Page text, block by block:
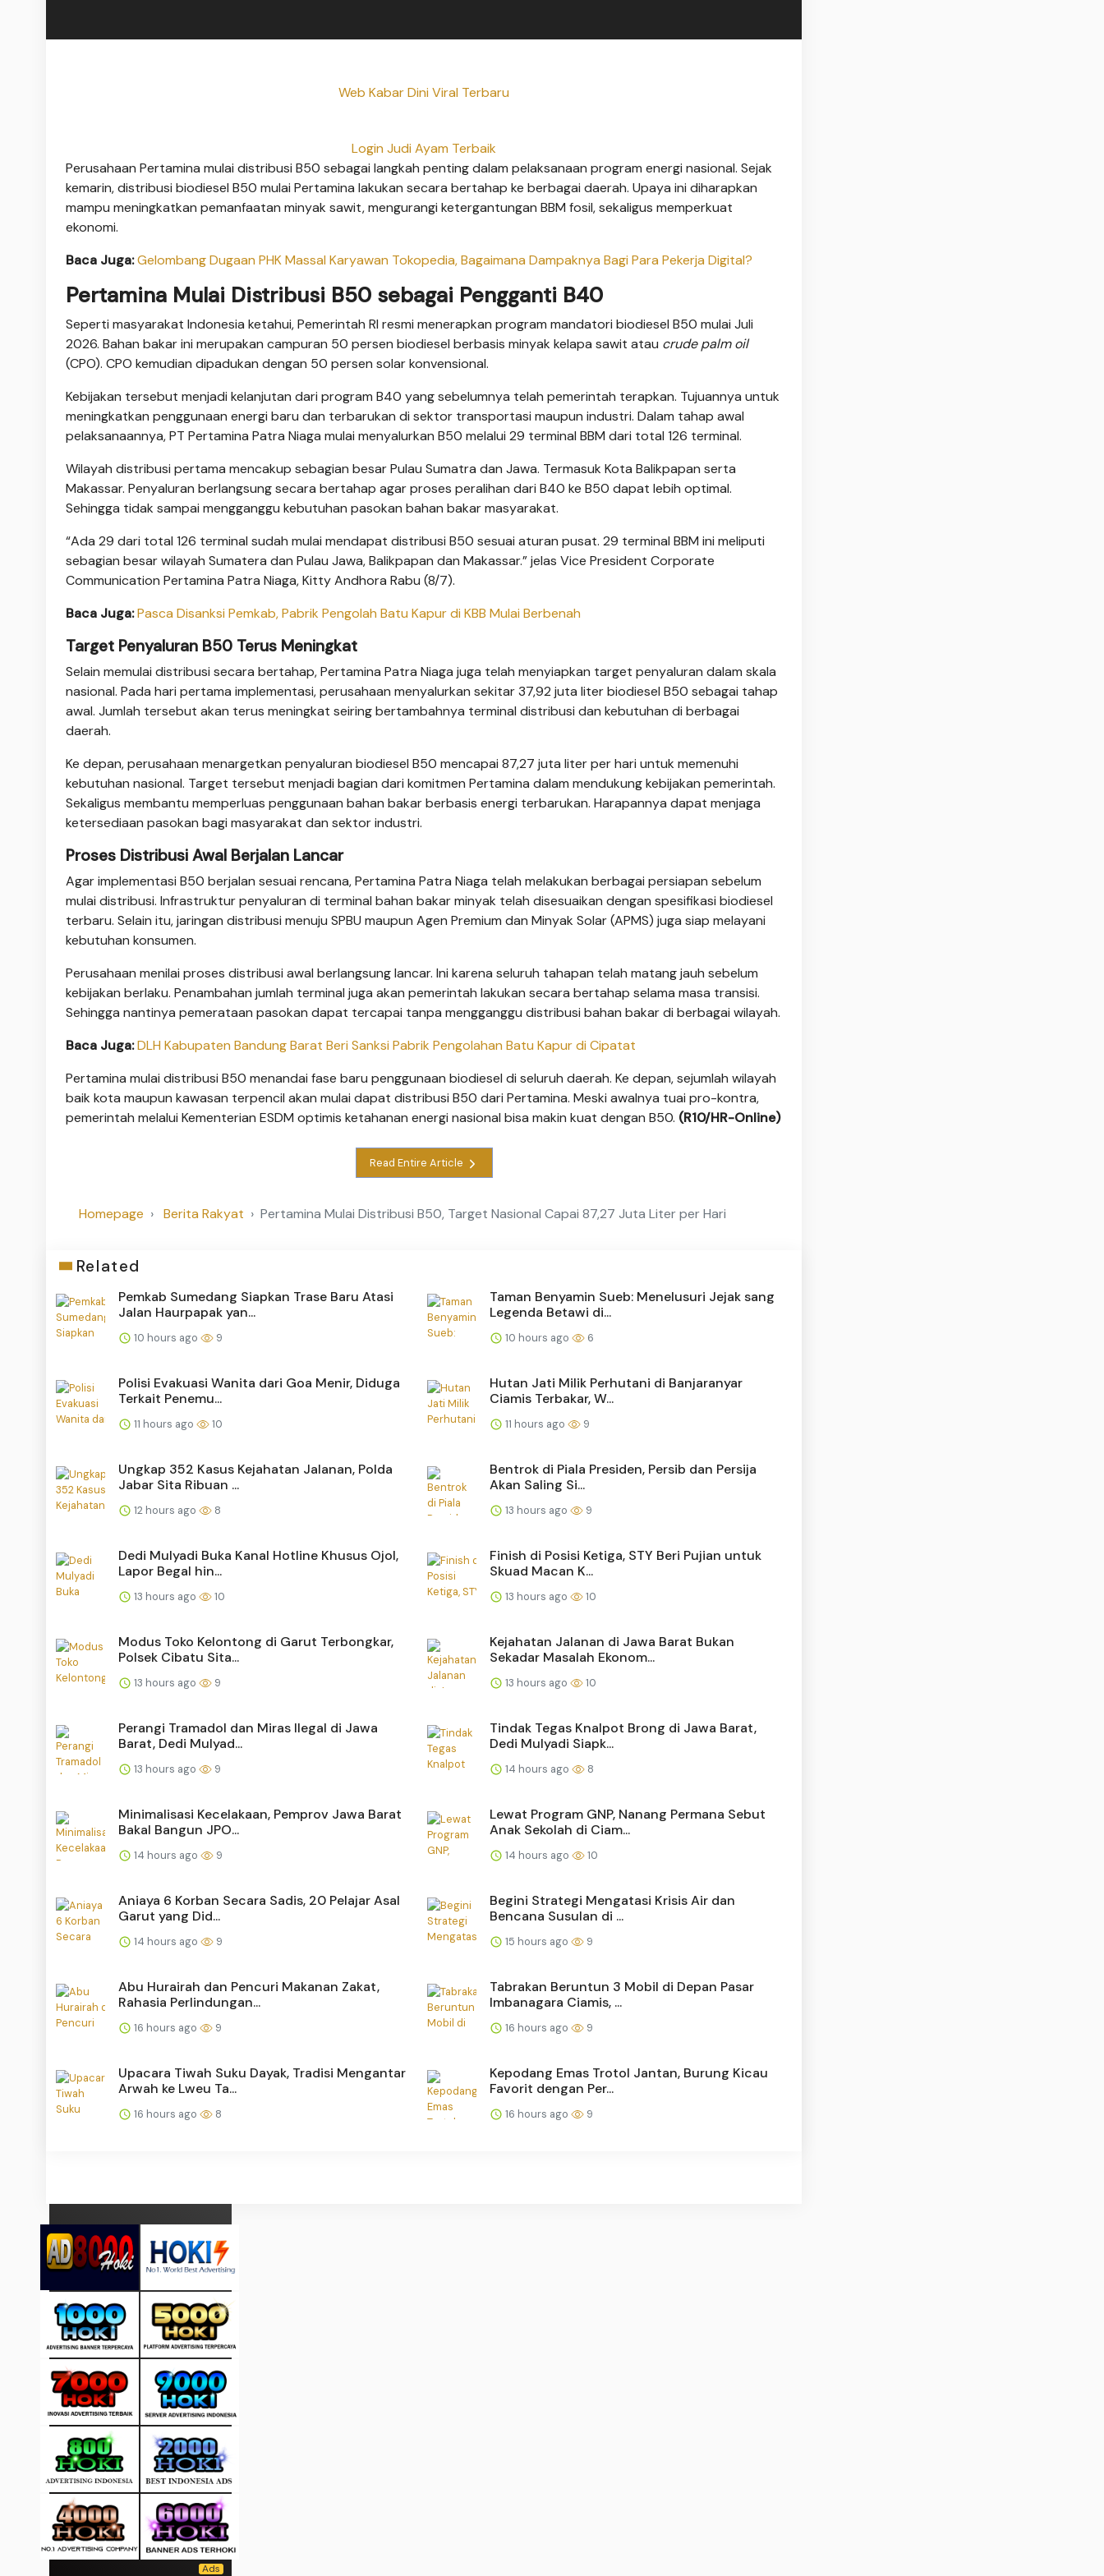
Web Kabar Dini Viral Terbaru
Login Judi Ayam Terbaik
Perusahaan Pertamina mulai distribusi B50 sebagai langkah penting dalam pelaksanaan program energi nasional. Sejak
kemarin, distribusi biodiesel B50 mulai Pertamina lakukan secara bertahap ke berbagai daerah. Upaya ini diharapkan
mampu meningkatkan pemanfaatan minyak sawit, mengurangi ketergantungan BBM fosil, sekaligus memperkuat
ekonomi.
Baca Juga:Gelombang Dugaan PHK Massal Karyawan Tokopedia, Bagaimana Dampaknya Bagi Para Pekerja Digital?
Pertamina Mulai Distribusi B50 sebagai Pengganti B40
Seperti masyarakat Indonesia ketahui, Pemerintah RI resmi menerapkan program mandatori biodiesel B50 mulai Juli
2026. Bahan bakar ini merupakan campuran 50 persen biodiesel berbasis minyak kelapa sawit atau crude palm oil
(CPO). CPO kemudian dipadukan dengan 50 persen solar konvensional.
Kebijakan tersebut menjadi kelanjutan dari program B40 yang sebelumnya telah pemerintah terapkan. Tujuannya untuk
meningkatkan penggunaan energi baru dan terbarukan di sektor transportasi maupun industri. Dalam tahap awal
pelaksanaannya, PT Pertamina Patra Niaga mulai menyalurkan B50 melalui 29 terminal BBM dari total 126 terminal.
Wilayah distribusi pertama mencakup sebagian besar Pulau Sumatra dan Jawa. Termasuk Kota Balikpapan serta
Makassar. Penyaluran berlangsung secara bertahap agar proses peralihan dari B40 ke B50 dapat lebih optimal.
Sehingga tidak sampai mengganggu kebutuhan pasokan bahan bakar masyarakat.
“Ada 29 dari total 126 terminal sudah mulai mendapat distribusi B50 sesuai aturan pusat. 29 terminal BBM ini meliputi
sebagian besar wilayah Sumatera dan Pulau Jawa, Balikpapan dan Makassar.” jelas Vice President Corporate
Communication Pertamina Patra Niaga, Kitty Andhora Rabu (8/7).
Baca Juga:Pasca Disanksi Pemkab, Pabrik Pengolah Batu Kapur di KBB Mulai Berbenah
Target Penyaluran B50 Terus Meningkat
Selain memulai distribusi secara bertahap, Pertamina Patra Niaga juga telah menyiapkan target penyaluran dalam skala
nasional. Pada hari pertama implementasi, perusahaan menyalurkan sekitar 37,92 juta liter biodiesel B50 sebagai tahap
awal. Jumlah tersebut akan terus meningkat seiring bertambahnya terminal distribusi dan kebutuhan di berbagai
daerah.
Ke depan, perusahaan menargetkan penyaluran biodiesel B50 mencapai 87,27 juta liter per hari untuk memenuhi
kebutuhan nasional. Target tersebut menjadi bagian dari komitmen Pertamina dalam mendukung kebijakan pemerintah.
Sekaligus membantu memperluas penggunaan bahan bakar berbasis energi terbarukan. Harapannya dapat menjaga
ketersediaan pasokan bagi masyarakat dan sektor industri.
Proses Distribusi Awal Berjalan Lancar
Agar implementasi B50 berjalan sesuai rencana, Pertamina Patra Niaga telah melakukan berbagai persiapan sebelum
mulai distribusi. Infrastruktur penyaluran di terminal bahan bakar minyak telah disesuaikan dengan spesifikasi biodiesel
terbaru. Selain itu, jaringan distribusi menuju SPBU maupun Agen Premium dan Minyak Solar (APMS) juga siap melayani
kebutuhan konsumen.
Perusahaan menilai proses distribusi awal berlangsung lancar. Ini karena seluruh tahapan telah matang jauh sebelum
kebijakan berlaku. Penambahan jumlah terminal juga akan pemerintah lakukan secara bertahap selama masa transisi.
Sehingga nantinya pemerataan pasokan dapat tercapai tanpa mengganggu distribusi bahan bakar di berbagai wilayah.
Baca Juga:DLH Kabupaten Bandung Barat Beri Sanksi Pabrik Pengolahan Batu Kapur di Cipatat
Pertamina mulai distribusi B50 menandai fase baru penggunaan biodiesel di seluruh daerah. Ke depan, sejumlah wilayah
baik kota maupun kawasan terpencil akan mulai dapat distribusi B50 dari Pertamina. Meski awalnya tuai pro-kontra,
pemerintah melalui Kementerian ESDM optimis ketahanan energi nasional bisa makin kuat dengan B50. (R10/HR-Online)
Read Entire Article
Homepage Berita Rakyat Pertamina Mulai Distribusi B50, Target Nasional Capai 87,27 Juta Liter per Hari
Related
Pemkab Sumedang Siapkan Trase Baru Atasi
Jalan Haurpapak yan...
10 hours ago 9
Taman Benyamin Sueb: Menelusuri Jejak sang
Legenda Betawi di...
10 hours ago 6
Polisi Evakuasi Wanita dari Goa Menir, Diduga
Terkait Penemu...
11 hours ago 10
Hutan Jati Milik Perhutani di Banjaranyar
Ciamis Terbakar, W...
11 hours ago 9
Ungkap 352 Kasus Kejahatan Jalanan, Polda
Jabar Sita Ribuan ...
12 hours ago 8
Bentrok di Piala Presiden, Persib dan Persija
Akan Saling Si...
13 hours ago 9
Dedi Mulyadi Buka Kanal Hotline Khusus Ojol,
Lapor Begal hin...
13 hours ago 10
Finish di Posisi Ketiga, STY Beri Pujian untuk
Skuad Macan K...
13 hours ago 10
Modus Toko Kelontong di Garut Terbongkar,
Polsek Cibatu Sita...
13 hours ago 9
Kejahatan Jalanan di Jawa Barat Bukan
Sekadar Masalah Ekonom...
13 hours ago 10
Perangi Tramadol dan Miras Ilegal di Jawa
Barat, Dedi Mulyad...
13 hours ago 9
Tindak Tegas Knalpot Brong di Jawa Barat,
Dedi Mulyadi Siapk...
14 hours ago 8
Minimalisasi Kecelakaan, Pemprov Jawa Barat
Bakal Bangun JPO...
14 hours ago 9
Lewat Program GNP, Nanang Permana Sebut
Anak Sekolah di Ciam...
14 hours ago 10
Aniaya 6 Korban Secara Sadis, 20 Pelajar Asal
Garut yang Did...
14 hours ago 9
Begini Strategi Mengatasi Krisis Air dan
Bencana Susulan di ...
15 hours ago 9
Abu Hurairah dan Pencuri Makanan Zakat,
Rahasia Perlindungan...
16 hours ago 9
Tabrakan Beruntun 3 Mobil di Depan Pasar
Imbanagara Ciamis, ...
16 hours ago 9
Upacara Tiwah Suku Dayak, Tradisi Mengantar
Arwah ke Lweu Ta...
16 hours ago 8
Kepodang Emas Trotol Jantan, Burung Kicau
Favorit dengan Per...
16 hours ago 9